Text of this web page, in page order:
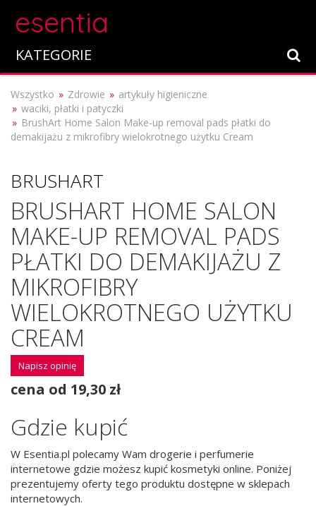
esentia
KATEGORIE
Wszystko Zdrowie
artykuły higieniczne
waciki, płatki i patyczki
BrushArt Home Salon Make-up removal pads płatki do
demakijażu z mikrofibry wielokrotnego użytku Cream
BRUSHART
BRUSHART HOME SALON
MAKE-UP REMOVAL PADS
PŁATKI DO DEMAKIJAŻU Z
MIKROFIBRY
WIELOKROTNEGO UŻYTKU
CREAM
Napisz opinię
cena od 19,30 zł
Gdzie kupić
W Esentia.pl polecamy Wam drogerie i perfumerie
internetowe gdzie możesz kupić kosmetyki online. Poniżej
prezentujemy oferty tego produktu dostępne w sklepach
internetowych.